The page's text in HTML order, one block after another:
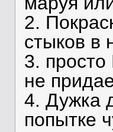
2.
стыков в
3.
не
4. Дужка
попытке